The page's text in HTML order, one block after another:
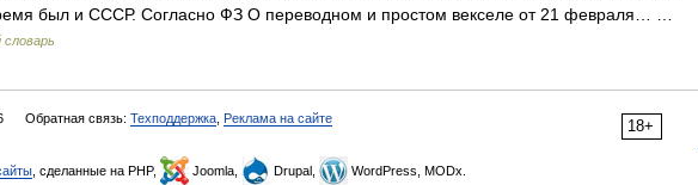
был и СССР. Согласно ФЗ О переводном и простом векселе от 21 февраля… …
18+
Обратная связь: Техподдержка Реклама на сайте
, сделанные на PHP, Joomla, Drupal, WordPress, MODx.